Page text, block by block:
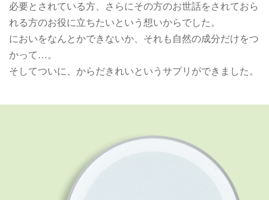
必要とされている方、さらにその方のお世話をされておら
れる方のお役に立ちたいという想いからでした。
においをなんとかできないか、それも自然の成分だけをつ
かって…。
そしてついに、からだきれいというサプリができました。